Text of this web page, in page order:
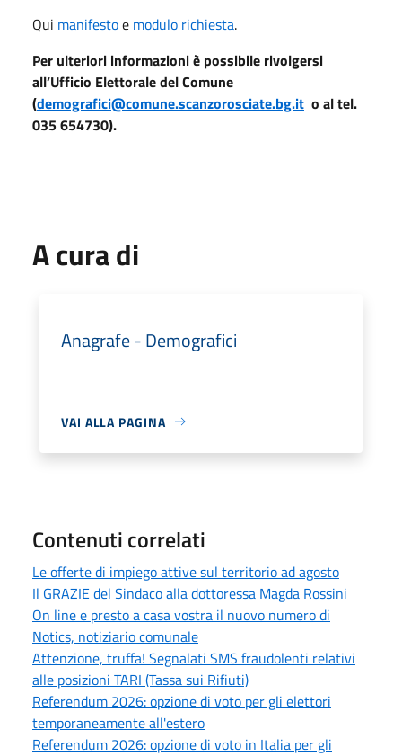
Qui manifestoe modulo richiesta.
Per ulteriori informazioni è possibile rivolgersi
all’Ufficio Elettorale del Comune
(demografici@comune.scanzorosciate.bg.it o al tel.
035 654730).
A cura di
Anagrafe - Demografici
VAI ALLA PAGINA
Contenuti correlati
Le offerte di impiego attive sul territorio ad agosto
Il GRAZIE del Sindaco alla dottoressa Magda Rossini
On line e presto a casa vostra il nuovo numero di
Notics, notiziario comunale
Attenzione, truffa! Segnalati SMS fraudolenti relativi
alle posizioni TARI (Tassa sui Rifiuti)
Referendum 2026: opzione di voto per gli elettori
temporaneamente all'estero
Referendum 2026: opzione di voto in Italia per gli